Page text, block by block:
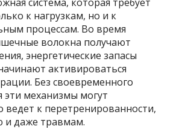
к нагрузкам, но и к
процессам. Во время
волокна получают
энергетические запасы
активироваться
Без своевременного
эти механизмы могут
ведет к перетренированности,
и даже травмам.